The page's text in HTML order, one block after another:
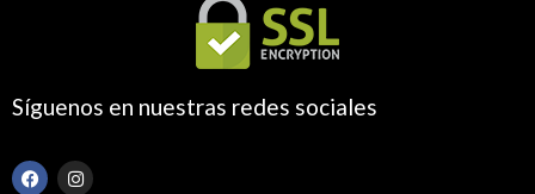
Síguenos en nuestras redes sociales
F
a
I
n